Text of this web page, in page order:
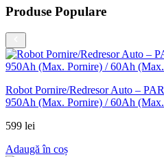
Produse Populare
Robot Pornire/Redresor Auto –
950Ah (Max. Pornire) / 60Ah
599 lei
Adaugă în coș